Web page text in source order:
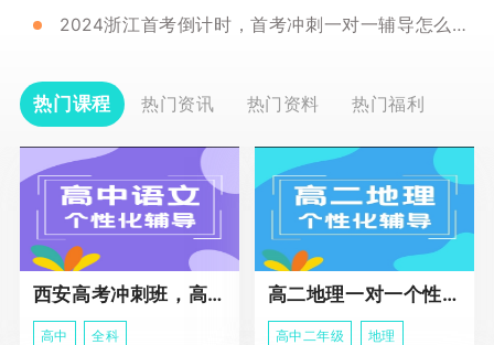
2024浙江首考倒计时，首考冲刺一对一辅导怎么联系？
热门课程 热门资讯 热门资料 热门福利
西安高考冲刺班，高三全科辅导
高中 全科
高二地理一对一个性化冲刺辅导课程
高中二年级 地理